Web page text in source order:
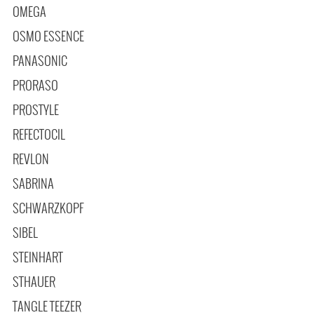
OMEGA
OSMO ESSENCE
PANASONIC
PRORASO
PROSTYLE
REFECTOCIL
REVLON
SABRINA
SCHWARZKOPF
SIBEL
STEINHART
STHAUER
TANGLE TEEZER